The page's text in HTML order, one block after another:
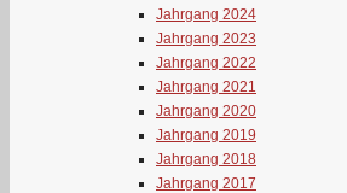
Jahrgang 2024
Jahrgang 2023
Jahrgang 2022
Jahrgang 2021
Jahrgang 2020
Jahrgang 2019
Jahrgang 2018
Jahrgang 2017